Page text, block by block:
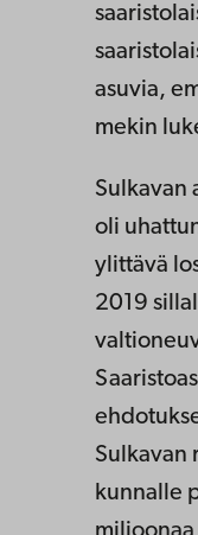
asuvia,
mekin
Sulkavan
oli
ylittävä
2019
Sulkavan
kunnalle